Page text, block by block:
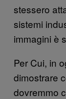
stessero
sistemi
immagini è
Per Cui, in
dimostrare
dovremmo